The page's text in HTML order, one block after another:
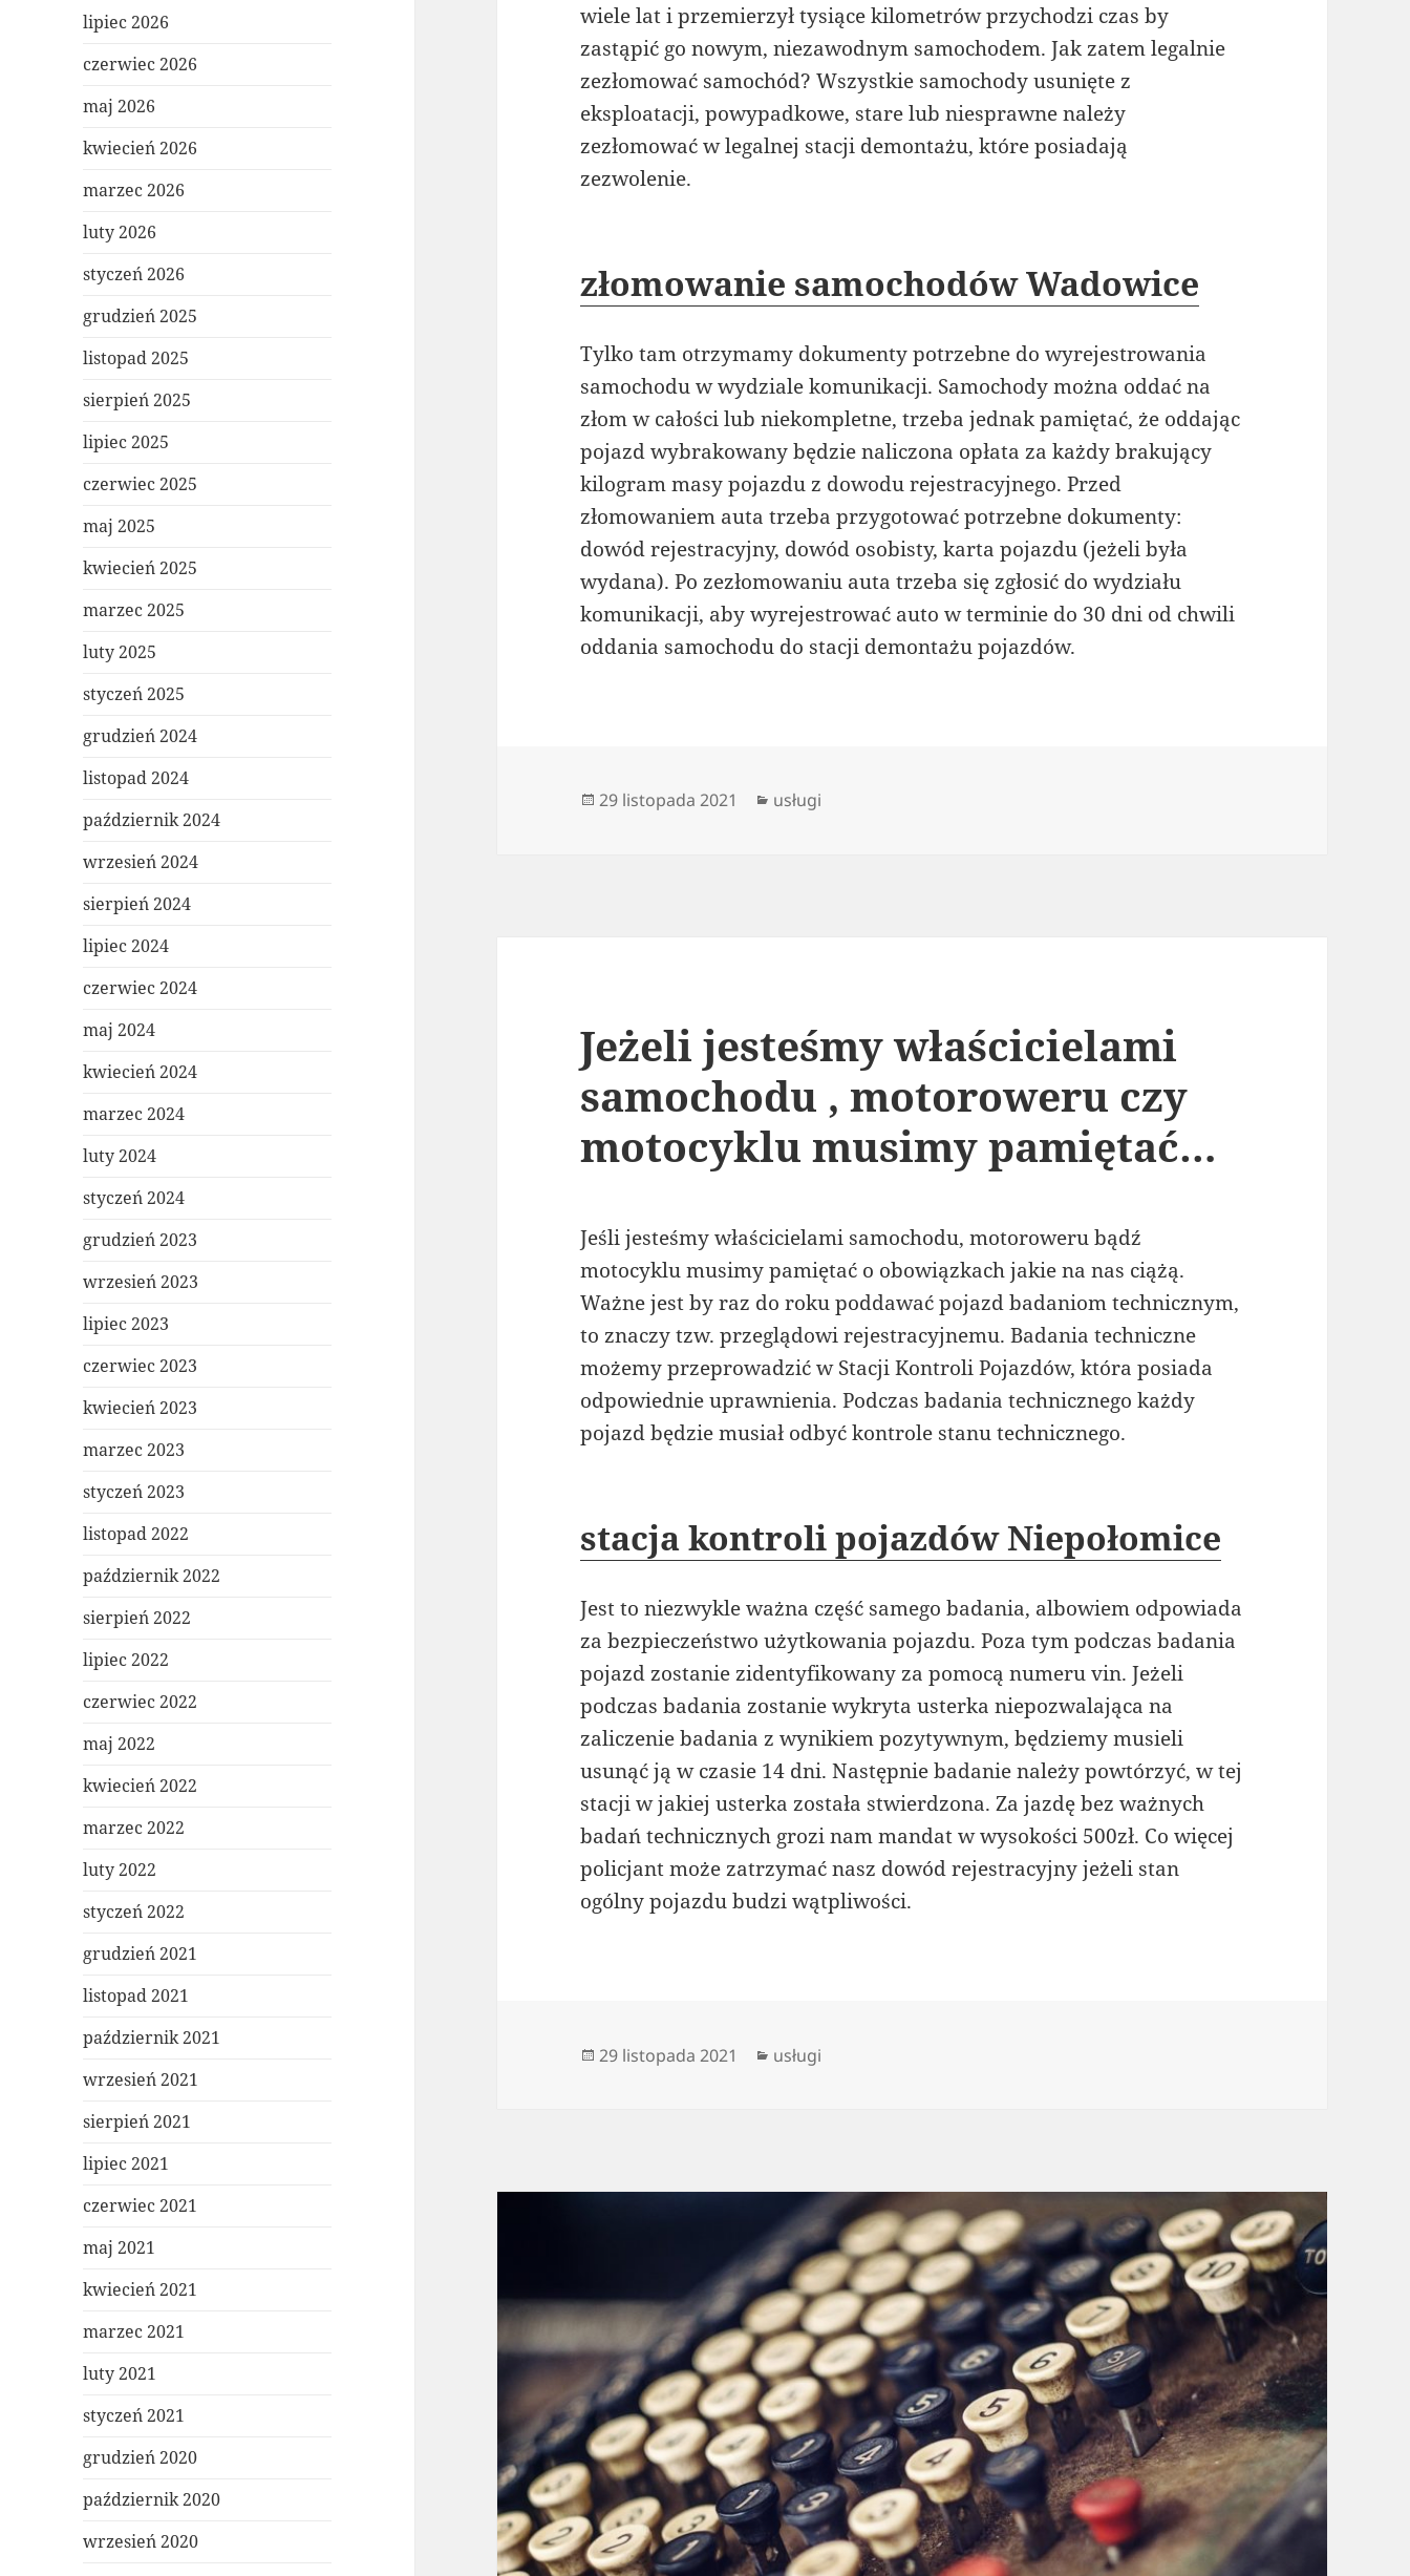
lipiec 2026
czerwiec 2026
maj 2026
kwiecień 2026
marzec 2026
luty 2026
styczeń 2026
grudzień 2025
listopad 2025
sierpień 2025
lipiec 2025
czerwiec 2025
maj 2025
kwiecień 2025
marzec 2025
luty 2025
styczeń 2025
grudzień 2024
listopad 2024
październik 2024
wrzesień 2024
sierpień 2024
lipiec 2024
czerwiec 2024
maj 2024
kwiecień 2024
marzec 2024
luty 2024
styczeń 2024
grudzień 2023
wrzesień 2023
lipiec 2023
czerwiec 2023
kwiecień 2023
marzec 2023
styczeń 2023
listopad 2022
październik 2022
sierpień 2022
lipiec 2022
czerwiec 2022
maj 2022
kwiecień 2022
marzec 2022
luty 2022
styczeń 2022
grudzień 2021
listopad 2021
październik 2021
wrzesień 2021
sierpień 2021
lipiec 2021
czerwiec 2021
maj 2021
kwiecień 2021
marzec 2021
luty 2021
styczeń 2021
grudzień 2020
październik 2020
wrzesień 2020
wiele lat i przemierzył tysiące kilometrów przychodzi czas by
zastąpić go nowym, niezawodnym samochodem. Jak zatem legalnie
zezłomować samochód? Wszystkie samochody usunięte z
eksploatacji, powypadkowe, stare lub niesprawne należy
zezłomować w legalnej stacji demontażu, które posiadają
zezwolenie.
złomowanie samochodów Wadowice
Tylko tam otrzymamy dokumenty potrzebne do wyrejestrowania
samochodu w wydziale komunikacji. Samochody można oddać na
złom w całości lub niekompletne, trzeba jednak pamiętać, że oddając
pojazd wybrakowany będzie naliczona opłata za każdy brakujący
kilogram masy pojazdu z dowodu rejestracyjnego. Przed
złomowaniem auta trzeba przygotować potrzebne dokumenty:
dowód rejestracyjny, dowód osobisty, karta pojazdu (jeżeli była
wydana). Po zezłomowaniu auta trzeba się zgłosić do wydziału
komunikacji, aby wyrejestrować auto w terminie do 30 dni od chwili
oddania samochodu do stacji demontażu pojazdów.
Data
29 listopada 2021 Kategorie
usługi
Jeżeli jesteśmy właścicielami
samochodu , motoroweru czy
motocyklu musimy pamiętać…
Jeśli jesteśmy właścicielami samochodu, motoroweru bądź
motocyklu musimy pamiętać o obowiązkach jakie na nas ciążą.
Ważne jest by raz do roku poddawać pojazd badaniom technicznym,
to znaczy tzw. przeglądowi rejestracyjnemu. Badania techniczne
możemy przeprowadzić w Stacji Kontroli Pojazdów, która posiada
odpowiednie uprawnienia. Podczas badania technicznego każdy
pojazd będzie musiał odbyć kontrole stanu technicznego.
stacja kontroli pojazdów Niepołomice
Jest to niezwykle ważna część samego badania, albowiem odpowiada
za bezpieczeństwo użytkowania pojazdu. Poza tym podczas badania
pojazd zostanie zidentyfikowany za pomocą numeru vin. Jeżeli
podczas badania zostanie wykryta usterka niepozwalająca na
zaliczenie badania z wynikiem pozytywnym, będziemy musieli
usunąć ją w czasie 14 dni. Następnie badanie należy powtórzyć, w tej
stacji w jakiej usterka została stwierdzona. Za jazdę bez ważnych
badań technicznych grozi nam mandat w wysokości 500zł. Co więcej
policjant może zatrzymać nasz dowód rejestracyjny jeżeli stan
ogólny pojazdu budzi wątpliwości.
Data
29 listopada 2021 Kategorie
usługi